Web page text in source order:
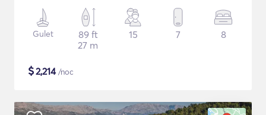
Gulet
89 ft
27 m
15 7 8
$2,214/noc